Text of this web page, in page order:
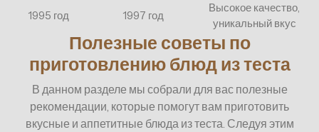
1995 год
1997 год
Высокое качество,
уникальный вкус
Полезные советы по
приготовлению блюд из теста
В данном разделе мы собрали для вас полезные
рекомендации, которые помогут вам приготовить
вкусные и аппетитные блюда из теста. Следуя этим